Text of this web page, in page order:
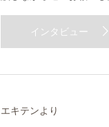
インタビュー
エキテンより